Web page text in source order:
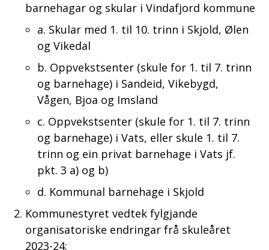
barnehagar og skular i Vindafjord kommune
a. Skular med 1. til 10. trinn i Skjold, Ølen
og Vikedal
b. Oppvekstsenter (skule for 1. til 7. trinn
og barnehage) i Sandeid, Vikebygd,
Vågen, Bjoa og Imsland
c. Oppvekstsenter (skule for 1. til 7. trinn
og barnehage) i Vats, eller skule 1. til 7.
trinn og ein privat barnehage i Vats jf.
pkt. 3 a) og b)
d. Kommunal barnehage i Skjold
Kommunestyret vedtek fylgjande
organisatoriske endringar frå skuleåret
2023-24: